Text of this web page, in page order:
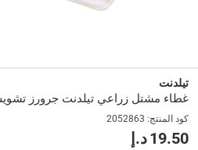
رقم الموديل
Delivery & Returns
delivery method
التوصيل المُتَتَبَّع: خلال 1 إلى 5 أيام عمل
تيلدنت
غطاء مشتل زراعي تيلدنت جرورز تشويس (24 × 19
كود المنتج:
2052863
19.50 د.إ